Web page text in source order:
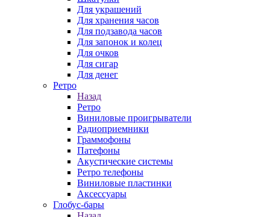
Для украшений
Для хранения часов
Для подзавода часов
Для запонок и колец
Для очков
Для сигар
Для денег
Ретро
Назад
Ретро
Виниловые проигрыватели
Радиоприемники
Граммофоны
Патефоны
Акустические системы
Ретро телефоны
Виниловые пластинки
Аксессуары
Глобус-бары